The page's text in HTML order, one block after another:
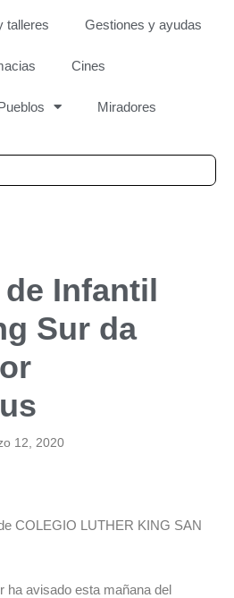
talleres Gestiones y ayudas
Cines
Miradores
Infantil
Sur da
12, 2020
ha avisado esta mañana del